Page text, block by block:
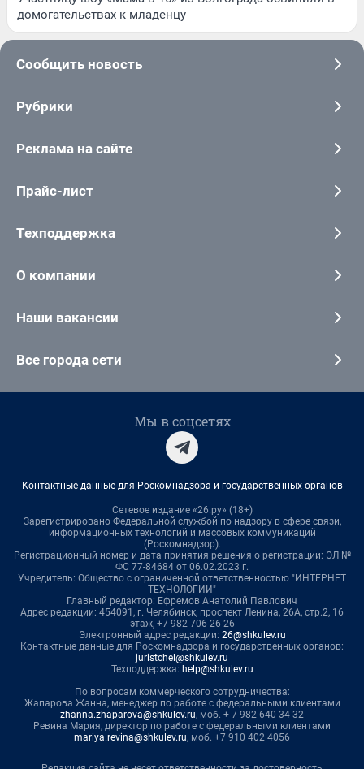
домогательствах к младенцу
Сообщить новость
Рубрики
Реклама на сайте
Прайс-лист
Техподдержка
О компании
Наши вакансии
Все города сети
Мы в соцсетях
Контактные данные для Роскомнадзора и государственных органов
Сетевое издание «26.ру» (18+)
Зарегистрировано Федеральной службой по надзору в сфере связи,
информационных технологий и массовых коммуникаций
(Роскомнадзор).
Регистрационный номер и дата принятия решения о регистрации: ЭЛ №
ФС 77-84684 от 06.02.2023 г.
Учредитель: Общество с ограниченной ответственностью "ИНТЕРНЕТ
ТЕХНОЛОГИИ"
Главный редактор: Ефремов Анатолий Павлович
Адрес редакции: 454091, г. Челябинск, проспект Ленина, 26А, стр.2, 16
этаж, +7-982-706-26-26
Электронный адрес редакции: 26@shkulev.ru
Контактные данные для Роскомнадзора и государственных органов:
juristchel@shkulev.ru
Техподдержка: help@shkulev.ru
По вопросам коммерческого сотрудничества:
Жапарова Жанна, менеджер по работе с федеральными клиентами
zhanna.zhaparova@shkulev.ru, моб. + 7 982 640 34 32
Ревина Мария, директор по работе с федеральными клиентами
mariya.revina@shkulev.ru, моб. +7 910 402 4056